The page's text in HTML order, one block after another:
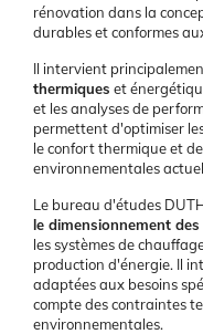
rénovation dans la
durables et conformes
Il intervient
thermiques et
et les analyses de
permettent d'optimiser
le confort thermique et
environnementales
Le bureau d'études
le dimensionnement
les systèmes de
production d'énergie. Il
adaptées aux besoins
compte des contraintes
environnementales.